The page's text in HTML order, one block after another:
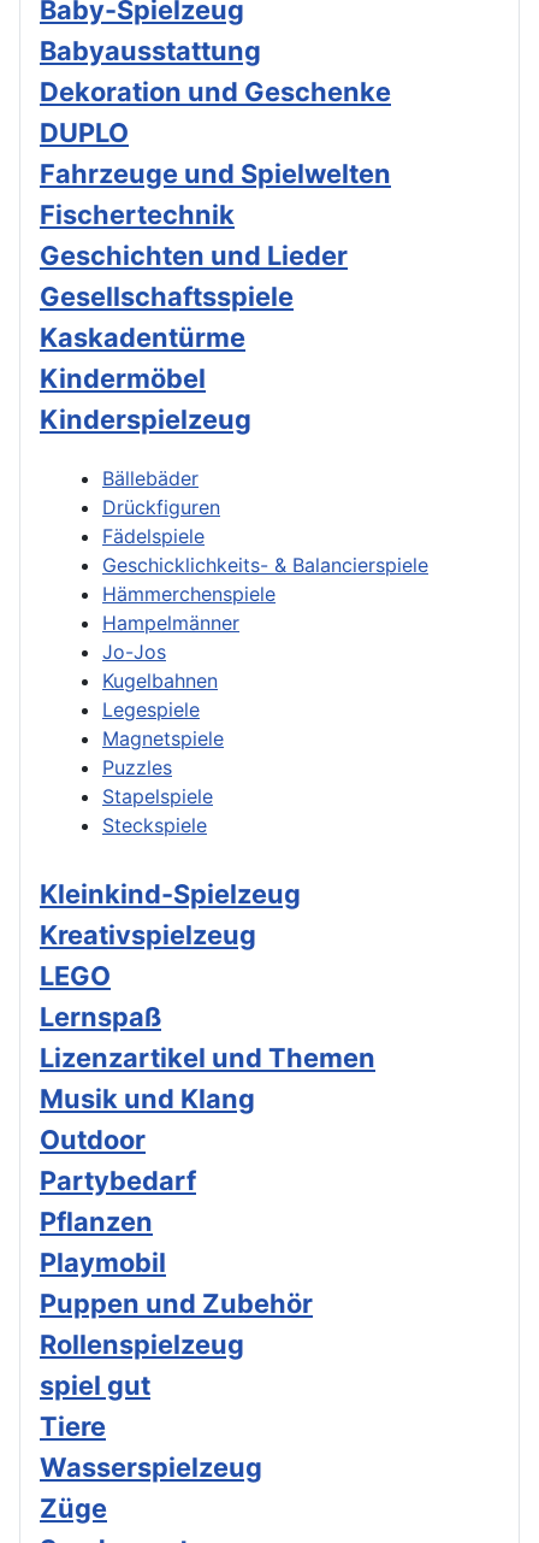
Baby-Spielzeug
Babyausstattung
Dekoration und Geschenke
DUPLO
Fahrzeuge und Spielwelten
Fischertechnik
Geschichten und Lieder
Gesellschaftsspiele
Kaskadentürme
Kindermöbel
Kinderspielzeug
Bällebäder
Drückfiguren
Fädelspiele
Geschicklichkeits- & Balancierspiele
Hämmerchenspiele
Hampelmänner
Jo-Jos
Kugelbahnen
Legespiele
Magnetspiele
Puzzles
Stapelspiele
Steckspiele
Kleinkind-Spielzeug
Kreativspielzeug
LEGO
Lernspaß
Lizenzartikel und Themen
Musik und Klang
Outdoor
Partybedarf
Pflanzen
Playmobil
Puppen und Zubehör
Rollenspielzeug
spiel gut
Tiere
Wasserspielzeug
Züge